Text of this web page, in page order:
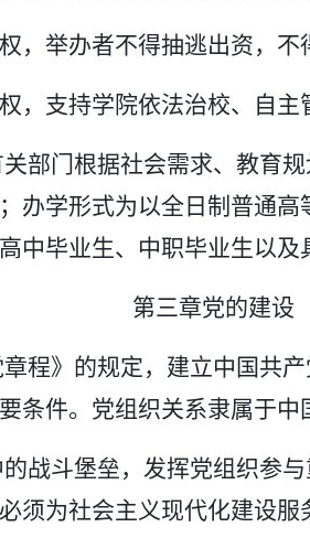
，举办者不得抽逃出资，不
，支持学院依法治校、自主
部门根据社会需求、教育
办学形式为以全日制普通
中毕业生、中职毕业生以及
第三章党的建设
程》的规定，建立中国共
条件。党组织关系隶属于中
战斗堡垒，发挥党组织参
须为社会主义现代化建设